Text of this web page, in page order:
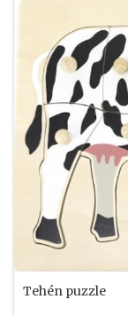
Tehén puzzle